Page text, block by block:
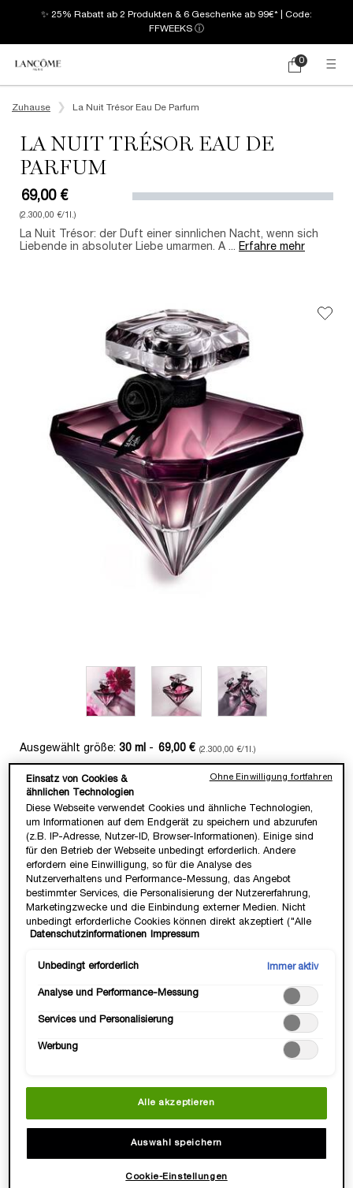
✨ 25% Rabatt ab 2 Produkten & 6 Geschenke ab 99€* | Code:
FFWEEKS ⓘ
Mein
0
0 produkt
Zuhause
La Nuit Trésor Eau De Parfum
LA NUIT TRÉSOR EAU DE
PARFUM
69,00 €
(2.300,00 €/1l.)
La Nuit Trésor: der Duft einer sinnlichen Nacht, wenn sich
Liebende in absoluter Liebe umarmen. A ... Erfahre mehr
Ausgewählt größe: 30 ml - 69,00 € (2.300,00 €/1l.)
Ausgewählt
30 ml
−
Anzahl
+ LOADING ...
FRIENDS & FAMILY WEEKS ✨
25% Rabatt ab 2 Produkten & 6 Geschenke ab
Heisse Deals & Geschenke, VIP Zugang &
Exklusive, Beautty Tipps & Tricks von Profis.
JETZT ANMELDEN
Einsatz von Cookies &
ähnlichen Technologien
Diese Webseite verwendet Cookies und ähnliche Technologien,
um Informationen auf dem Endgerät zu speichern und abzurufen
(z.B. IP-Adresse, Nutzer-ID, Browser-Informationen). Einige sind
für den Betrieb der Webseite unbedingt erforderlich. Andere
erfordern eine Einwilligung, so für die Analyse des
Nutzerverhaltens und Performance-Messung, das Angebot
bestimmter Services, die Personalisierung der Nutzererfahrung,
Marketingzwecke und die Einbindung externer Medien. Nicht
unbedingt erforderliche Cookies können direkt akzeptiert ("Alle
akzeptieren") oder abgelehnt ("Ohne Einwilligung fortfahren")
ebenfalls möglich und speicherbar ("Auswahl speichern"). Die
angepasst werden. Für weitere Informationen s. unsere
Datenschutzinformationen Impressum
Unbedingt erforderlich Immer aktiv
Analyse und Performance-Messung
Services und Personalisierung
Werbung
Alle akzeptieren
Auswahl speichern
Cookie-Einstellungen
Ohne Einwilligung fortfahren